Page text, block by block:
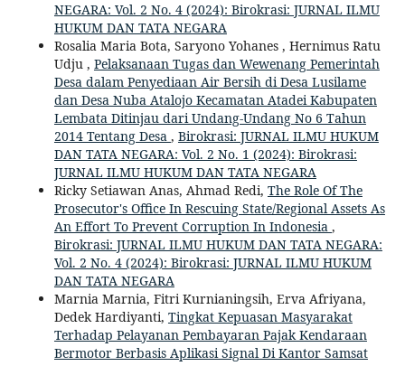
NEGARA: Vol. 2 No. 4 (2024): Birokrasi: JURNAL ILMU
HUKUM DAN TATA NEGARA
Rosalia Maria Bota, Saryono Yohanes , Hernimus Ratu
Udju , Pelaksanaan Tugas dan Wewenang Pemerintah
Desa dalam Penyediaan Air Bersih di Desa Lusilame
dan Desa Nuba Atalojo Kecamatan Atadei Kabupaten
Lembata Ditinjau dari Undang-Undang No 6 Tahun
2014 Tentang Desa , Birokrasi: JURNAL ILMU HUKUM
DAN TATA NEGARA: Vol. 2 No. 1 (2024): Birokrasi:
JURNAL ILMU HUKUM DAN TATA NEGARA
Ricky Setiawan Anas, Ahmad Redi, The Role Of The
Prosecutor's Office In Rescuing State/Regional Assets As
An Effort To Prevent Corruption In Indonesia ,
Birokrasi: JURNAL ILMU HUKUM DAN TATA NEGARA:
Vol. 2 No. 4 (2024): Birokrasi: JURNAL ILMU HUKUM
DAN TATA NEGARA
Marnia Marnia, Fitri Kurnianingsih, Erva Afriyana,
Dedek Hardiyanti, Tingkat Kepuasan Masyarakat
Terhadap Pelayanan Pembayaran Pajak Kendaraan
Bermotor Berbasis Aplikasi Signal Di Kantor Samsat